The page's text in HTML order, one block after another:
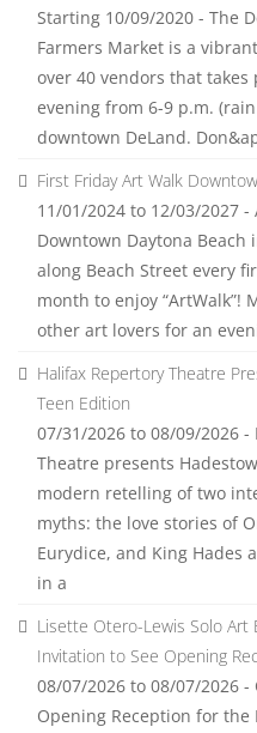
Starting 10/09/2020 - The
Farmers Market is a
over 40 vendors that takes
evening from 6-9 p.m.
downtown DeLand.
First Friday Art Walk
11/01/2024 to 12/03/2027
Downtown Daytona Beach
along Beach Street every
month to enjoy “ArtWalk”!
other art lovers for an
Halifax Repertory Theatre
Teen Edition
07/31/2026 to 08/09/2026
Theatre presents
modern retelling of two
myths: the love stories of
Eurydice, and King Hades
in a
Lisette Otero-Lewis Solo Art
Invitation to See Opening
08/07/2026 to 08/07/2026 -
Opening Reception for the